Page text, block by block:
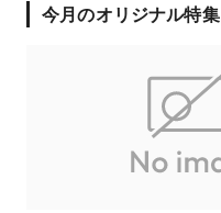
今月のオリジナル特集